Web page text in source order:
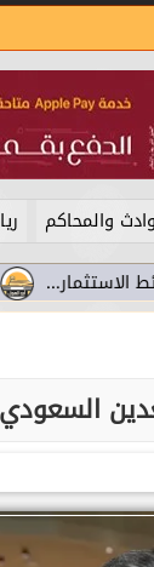
والمحاكم
ناصف ساويرس يتجاوز 55% في
السعودي